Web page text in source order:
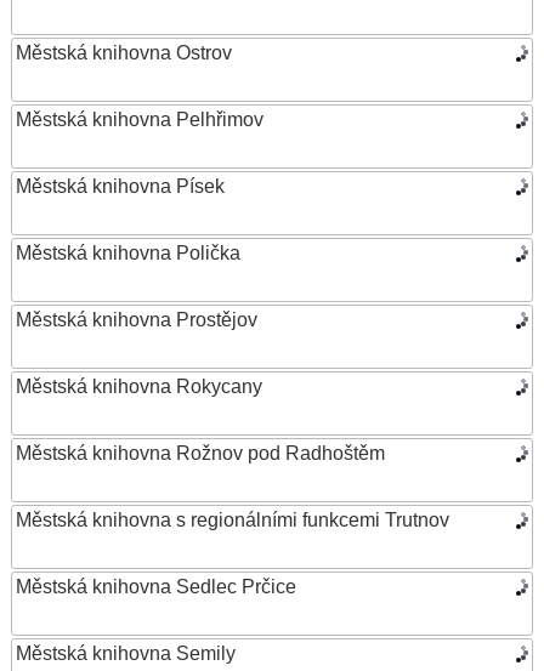
Městská knihovna Ostrov
Městská knihovna Pelhřimov
Městská knihovna Písek
Městská knihovna Polička
Městská knihovna Prostějov
Městská knihovna Rokycany
Městská knihovna Rožnov pod Radhoštěm
Městská knihovna s regionálními funkcemi Trutnov
Městská knihovna Sedlec Prčice
Městská knihovna Semily